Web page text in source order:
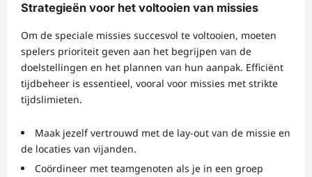
Strategieën voor het voltooien van missies
Om de speciale missies succesvol te voltooien, moeten
spelers prioriteit geven aan het begrijpen van de
doelstellingen en het plannen van hun aanpak. Efficiënt
tijdbeheer is essentieel, vooral voor missies met strikte
tijdslimieten.
Maak jezelf vertrouwd met de lay-out van de missie en
de locaties van vijanden.
Coördineer met teamgenoten als je in een groep